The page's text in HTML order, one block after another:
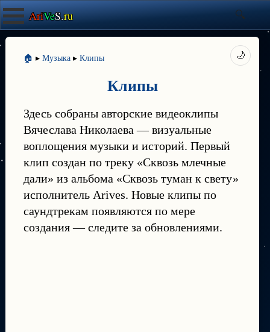
AriVeS.ru
🏠 ▸ Музыка ▸ Клипы
Клипы
Здесь собраны авторские видеоклипы
Вячеслава Николаева — визуальные
воплощения музыки и историй. Первый
клип создан по треку «Сквозь млечные
дали» из альбома «Сквозь туман к свету»
исполнитель Arives. Новые клипы по
саундтрекам появляются по мере
создания — следите за обновлениями.
🌙